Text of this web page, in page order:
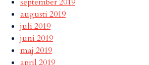
augusti 2019
juli 2019
juni 2019
maj 2019
april 2019